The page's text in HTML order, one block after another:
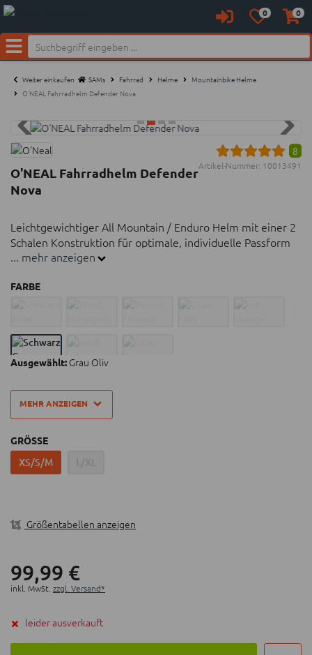
AnmeldenMerkzettel
aufklappen
0 0
Menü
Weiter einkaufen SAMs Fahrrad Helme
Mountainbike Helme
O'NEAL Fahrradhelm Defender Nova
8
Artikel-Nummer: 10013491
O'NEAL Fahrradhelm Defender
Nova
Leichtgewichtiger All Mountain / Enduro Helm mit einer 2
Schalen Konstruktion für optimale, individuelle Passform
einer 2 Schalen Konstruktion für optimale, individuelle
Passform
für spielerisches Öffnen und Schließen, sogar mit
Handschuhen
Neu entwickelte Größenverstellung mittels Drehrad
am Hinterkopf plus reflektierender Sticker
... mehr anzeigen
FARBE
Ausgewählt: Grau Oliv
MEHR ANZEIGEN
GRÖSSE
XS/S/M
Größentabellen anzeigen
99,99 €
inkl. MwSt. zzgl. Versand*
leider ausverkauft
Neu bei SAM's: